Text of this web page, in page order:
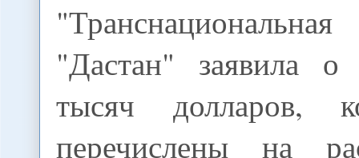
"Дастан" заявила
тысяч долларов,
перечислены на